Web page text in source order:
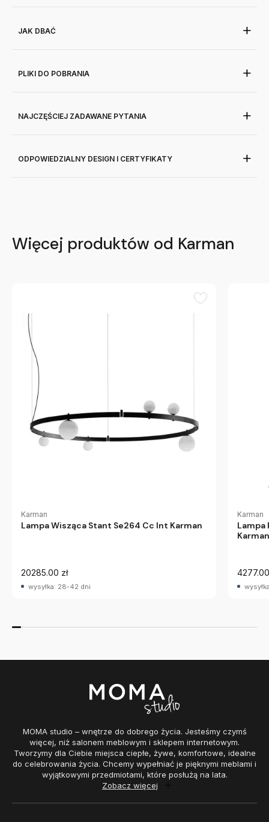
JAK DBAĆ
PLIKI DO POBRANIA
NAJCZĘŚCIEJ ZADAWANE PYTANIA
ODPOWIEDZIALNY DESIGN I CERTYFIKATY
Więcej produktów od Karman
Karman
Lampa Wisząca Stant Se264 Cc Int Karman
20285.00 zł
wysyłka: 28-42 dni
Karman
Lampa
Karman
MOMA studio – wnętrze do dobrego życia. Jesteśmy czymś
więcej, niż salonem meblowym i sklepem internetowym.
Tworzymy dla Ciebie miejsca ciepłe, żywe, komfortowe, idealne
do celebrowania życia. Chcemy wypełniać je pięknymi meblami i
wyjątkowymi przedmiotami, które posłużą na lata.
Zobacz więcej